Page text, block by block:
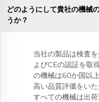
どのようにして貴社の機械
うか？
当社の製品は検査
よびCEの認証を取
の機械は60か国以
高い品質評価をいた
すべての機械は出荷